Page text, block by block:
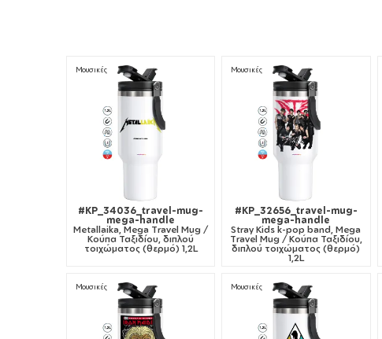
Προσφέρουν μόνο βασική προστασία από
διαρροές και είναι πιθανό, σε πλάγια ή ανάποδη
θέση, καθώς και σε τσάντα με έντονη κίνηση, να
παρουσιαστούν διαρροές από το καπάκι.
Μουσικές
#KP_34036_travel-mug-
mega-handle
Metallaika, Mega Travel Mug /
Κούπα Ταξιδίου, διπλού
τοιχώματος (θερμό) 1,2L
Μουσικές
#KP_32656_travel-mug-
mega-handle
Stray Kids k-pop band, Mega
Travel Mug / Κούπα Ταξιδίου,
διπλού τοιχώματος (θερμό)
1,2L
Μουσικές Μουσικές